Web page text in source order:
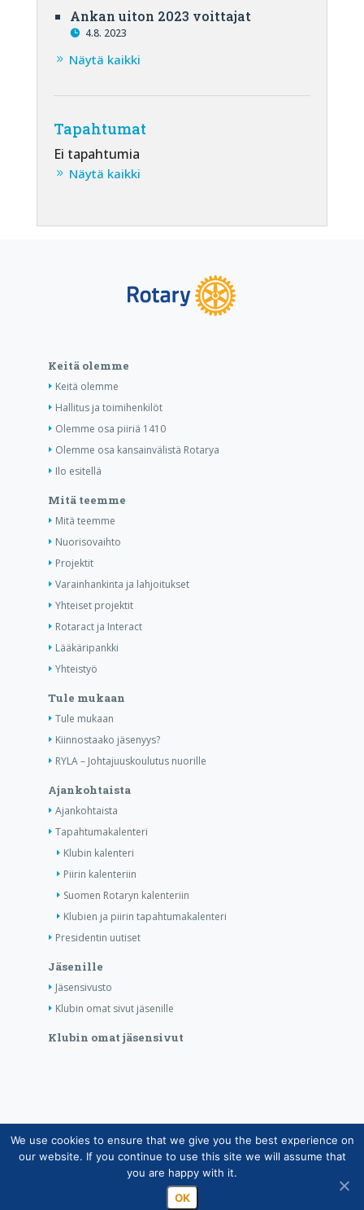
Ankan uiton 2023 voittajat
4.8. 2023
Näytä kaikki
Tapahtumat
Ei tapahtumia
Näytä kaikki
Keitä olemme
Keitä olemme
Hallitus ja toimihenkilöt
Olemme osa piiriä 1410
Olemme osa kansainvälistä Rotarya
Ilo esitellä
Mitä teemme
Mitä teemme
Nuorisovaihto
Projektit
Varainhankinta ja lahjoitukset
Yhteiset projektit
Rotaract ja Interact
Lääkäripankki
Yhteistyö
Tule mukaan
Tule mukaan
Kiinnostaako jäsenyys?
RYLA – Johtajuuskoulutus nuorille
Ajankohtaista
Ajankohtaista
Tapahtumakalenteri
Klubin kalenteri
Piirin kalenteriin
Suomen Rotaryn kalenteriin
Klubien ja piirin tapahtumakalenteri
Presidentin uutiset
Jäsenille
Jäsensivusto
Klubin omat sivut jäsenille
Klubin omat jäsensivut
Copyright © Suomen Rotarypalvelu ry 2026 |
Jäsentietojärjestelmän tietosuojaseloste|Henkilötietojen
käsittely Rotarytoiminnassa
We use cookies to ensure that we give you the best experience on
our website. If you continue to use this site we will assume that
you are happy with it.
OK